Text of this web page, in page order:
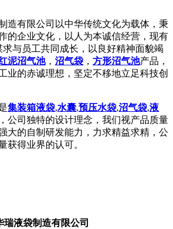
有限公司以中华传统文化为载体，秉
的企业文化，以人为本诚信经营，现有
求与员工共同成长，以良好精神面貌竭
泥沼气池， 沼气袋 ， 方形沼气池产品，
业的赤诚理想，坚定不移地立足科技创
集装箱液袋,水囊,预压水袋,沼气袋,液
公司独特的设计理念，我们视产品质量
大的自制研发能力，力求精益求精，公
获得业界的认可。
液袋制造有限公司